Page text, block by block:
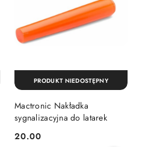
Mactronic Nakładka
sygnalizacyjna do latarek
Cena:
20.00
PRODUKT NIEDOSTĘPNY